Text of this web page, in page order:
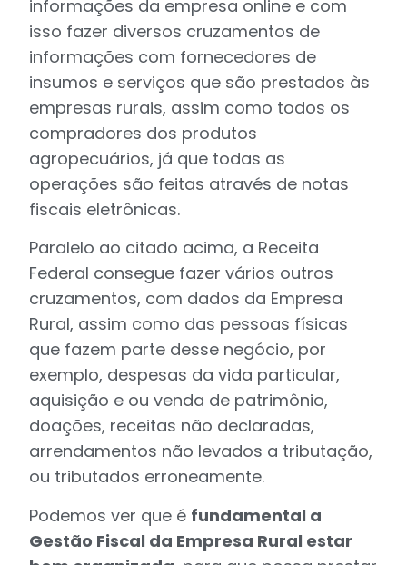
informações da empresa online e com
isso fazer diversos cruzamentos de
informações com fornecedores de
insumos e serviços que são prestados às
empresas rurais, assim como todos os
compradores dos produtos
agropecuários, já que todas as
operações são feitas através de notas
fiscais eletrônicas.
Paralelo ao citado acima, a Receita
Federal consegue fazer vários outros
cruzamentos, com dados da Empresa
Rural, assim como das pessoas físicas
que fazem parte desse negócio, por
exemplo, despesas da vida particular,
aquisição e ou venda de patrimônio,
doações, receitas não declaradas,
arrendamentos não levados a tributação,
ou tributados erroneamente.
Podemos ver que é fundamental a
Gestão Fiscal da Empresa Rural estar